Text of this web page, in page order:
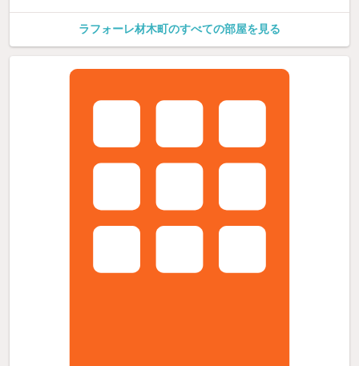
ラフォーレ材木町のすべての部屋を見る